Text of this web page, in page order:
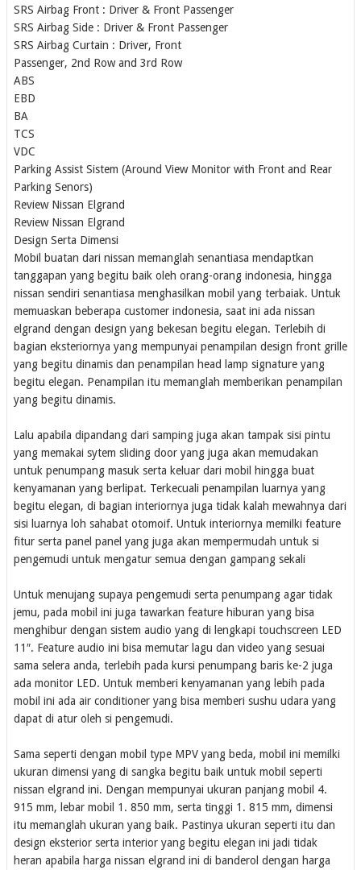
SRS Airbag Front : Driver & Front Passenger
SRS Airbag Side : Driver & Front Passenger
SRS Airbag Curtain : Driver, Front
Passenger, 2nd Row and 3rd Row
ABS
EBD
BA
TCS
VDC
Parking Assist Sistem (Around View Monitor with Front and Rear
Parking Senors)
Review Nissan Elgrand
Review Nissan Elgrand
Design Serta Dimensi
Mobil buatan dari nissan memanglah senantiasa mendaptkan
tanggapan yang begitu baik oleh orang-orang indonesia, hingga
nissan sendiri senantiasa menghasilkan mobil yang terbaiak. Untuk
memuaskan beberapa customer indonesia, saat ini ada nissan
elgrand dengan design yang bekesan begitu elegan. Terlebih di
bagian eksteriornya yang mempunyai penampilan design front grille
yang begitu dinamis dan penampilan head lamp signature yang
begitu elegan. Penampilan itu memanglah memberikan penampilan
yang begitu dinamis.
Lalu apabila dipandang dari samping juga akan tampak sisi pintu
yang memakai sytem sliding door yang juga akan memudakan
untuk penumpang masuk serta keluar dari mobil hingga buat
kenyamanan yang berlipat. Terkecuali penampilan luarnya yang
begitu elegan, di bagian interiornya juga tidak kalah mewahnya dari
sisi luarnya loh sahabat otomoif. Untuk interiornya memilki feature
fitur serta panel panel yang juga akan mempermudah untuk si
pengemudi untuk mengatur semua dengan gampang sekali
Untuk menujang supaya pengemudi serta penumpang agar tidak
jemu, pada mobil ini juga tawarkan feature hiburan yang bisa
menghibur dengan sistem audio yang di lengkapi touchscreen LED
11″. Feature audio ini bisa memutar lagu dan video yang sesuai
sama selera anda, terlebih pada kursi penumpang baris ke-2 juga
ada monitor LED. Untuk memberi kenyamanan yang lebih pada
mobil ini ada air conditioner yang bisa memberi sushu udara yang
dapat di atur oleh si pengemudi.
Sama seperti dengan mobil type MPV yang beda, mobil ini memilki
ukuran dimensi yang di sangka begitu baik untuk mobil seperti
nissan elgrand ini. Dengan mempunyai ukuran panjang mobil 4.
915 mm, lebar mobil 1. 850 mm, serta tinggi 1. 815 mm, dimensi
itu memanglah ukuran yang baik. Pastinya ukuran seperti itu dan
design eksterior serta interior yang begitu elegan ini jadi tidak
heran apabila harga nissan elgrand ini di banderol dengan harga